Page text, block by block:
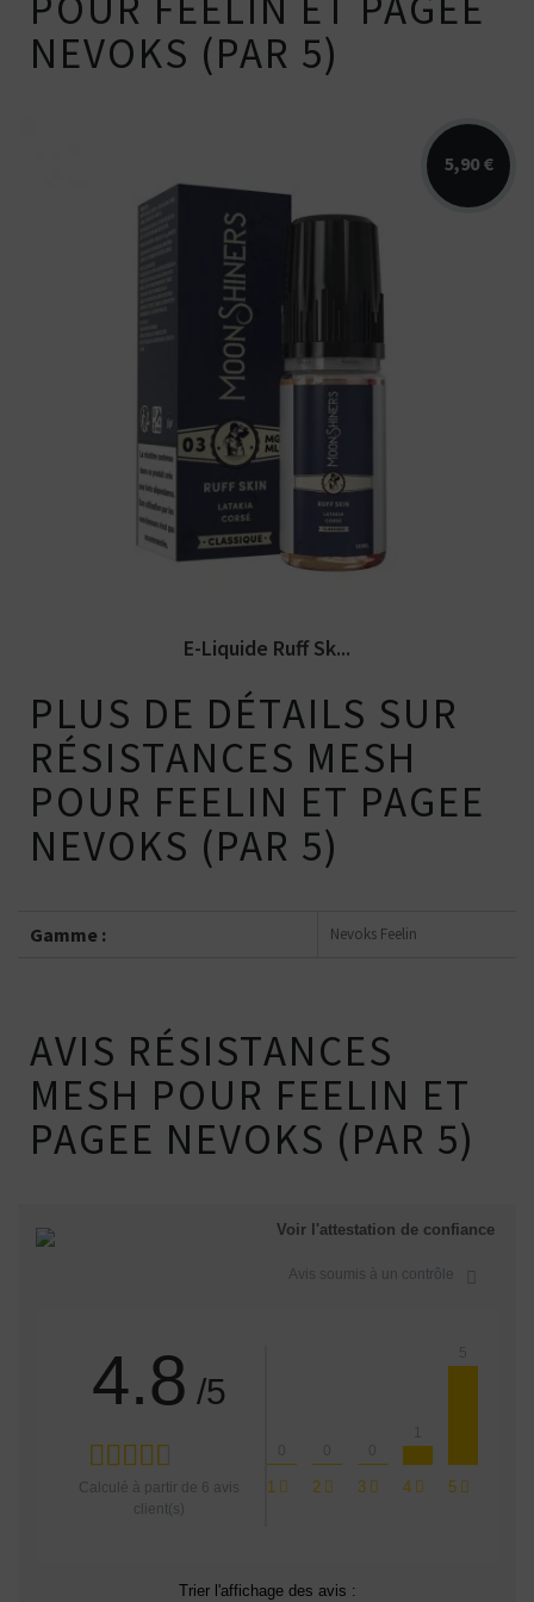
NEVOKS (PAR 5)
5,90 €
Arômes : classic Latakia corsé et épicé. E-
liquide Bootleg Series...
E-Liquide Ruff Sk...
PLUS DE DÉTAILS SUR
RÉSISTANCES MESH
POUR FEELIN ET PAGEE
NEVOKS (PAR 5)
Gamme : Nevoks Feelin
AVIS RÉSISTANCES
MESH POUR FEELIN ET
PAGEE NEVOKS (PAR 5)
Voir l'attestation de confiance
Avis soumis à un contrôle
4.8 /5
Calculé à partir de 6 avis
client(s)
1 2 3 4
1
5
5
Trier l'affichage des avis :